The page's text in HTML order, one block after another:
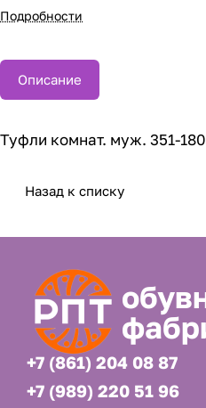
Подробности
Описание
Туфли комнат. муж. 351-
Назад к списку
+7 (861) 204 08 87
+7 (989) 220 51 96